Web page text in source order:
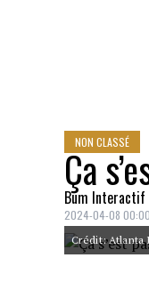
NON CLASSÉ
Ça
Bum Interactif
2024-04-08
Crédit: Atlanta